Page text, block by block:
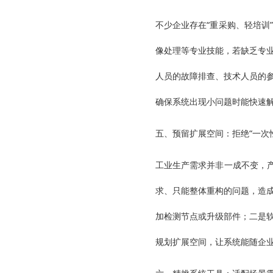
不少企业存在“重采购、轻培
像处理等专业技能，若缺乏专
人员的故障排查、技术人员的
确保系统出现小问题时能快速
五、预留扩展空间：拒绝“一
工业生产需求并非一成不变，
求、只能整体重构的问题，造
加检测节点或升级部件；二是
规划扩展空间，让系统能随企